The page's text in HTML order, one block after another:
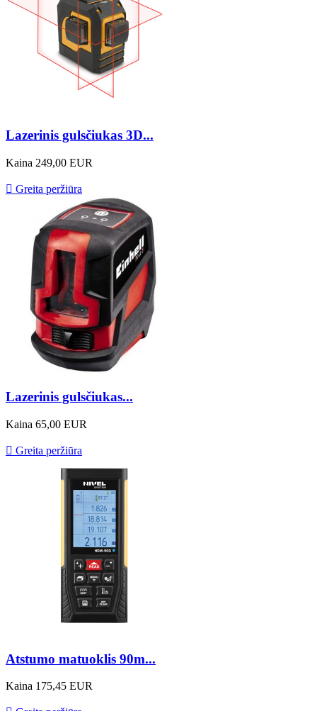
Lazerinis gulsčiukas 3D...
Kaina 249,00 EUR
 Greita peržiūra
Lazerinis gulsčiukas...
Kaina 65,00 EUR
 Greita peržiūra
Atstumo matuoklis 90m...
Kaina 175,45 EUR